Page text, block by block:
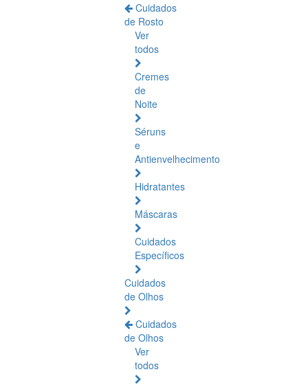
Cuidados
de Rosto
Ver
todos
Cremes
de
Noite
Séruns
e
Antienvelhecimento
Hidratantes
Máscaras
Cuidados
Específicos
Cuidados
de Olhos
Cuidados
de Olhos
Ver
todos